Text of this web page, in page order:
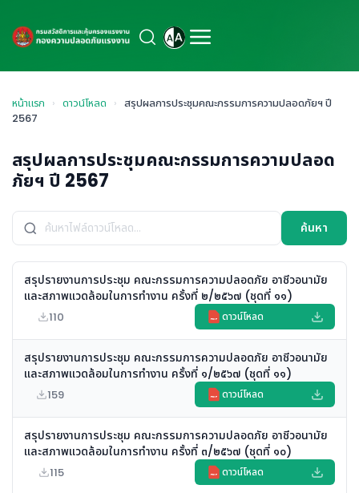
หน้าแรก › ดาวน์โหลด › สรุปผลการประชุมคณะกรรมการความปลอดภัยฯ ปี
2567
สรุปผลการประชุมคณะกรรมการความปลอด
ภัยฯ ปี 2567
ค้นหา
สรุปรายงานการประชุม คณะกรรมการความปลอดภัย อาชีวอนามัย
และสภาพแวดล้อมในการทำงาน ครั้งที่ ๒/๒๕๖๗ (ชุดที่ ๑๑)
110 PDF ดาวน์โหลด
สรุปรายงานการประชุม คณะกรรมการความปลอดภัย อาชีวอนามัย
และสภาพแวดล้อมในการทำงาน ครั้งที่ ๑/๒๕๖๗ (ชุดที่ ๑๑)
159 PDF ดาวน์โหลด
สรุปรายงานการประชุม คณะกรรมการความปลอดภัย อาชีวอนามัย
และสภาพแวดล้อมในการทำงาน ครั้งที่ ๓/๒๕๖๗ (ชุดที่ ๑๐)
115 PDF ดาวน์โหลด